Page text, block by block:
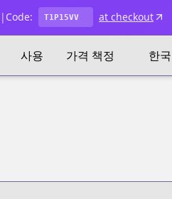
| Code: T1P15VV at checkout
사용 가격 책정 한